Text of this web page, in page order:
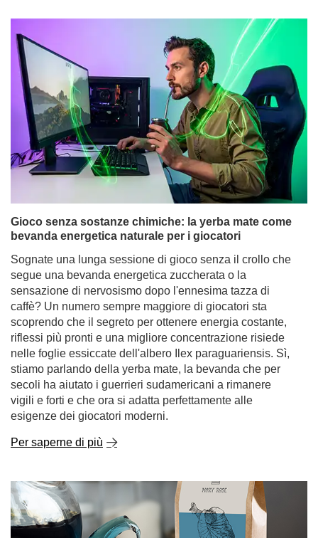
Gioco senza sostanze chimiche: la yerba mate come
Sognate una lunga sessione di gioco senza il crollo che
segue una bevanda energetica zuccherata o la
sensazione di nervosismo dopo l'ennesima tazza di
caffè? Un numero sempre maggiore di giocatori sta
scoprendo che il segreto per ottenere energia costante,
riflessi più pronti e una migliore concentrazione risiede
nelle foglie essiccate dell'albero Ilex paraguariensis. Sì,
stiamo parlando della yerba mate, la bevanda che per
secoli ha aiutato i guerrieri sudamericani a rimanere
vigili e forti e che ora si adatta perfettamente alle
esigenze dei giocatori moderni.
Per saperne di più